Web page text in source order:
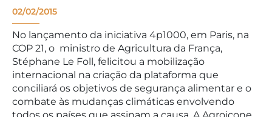
02/02/2015
No lançamento da iniciativa 4p1000, em Paris, na
COP 21, o ministro de Agricultura da França,
Stéphane Le Foll, felicitou a mobilização
internacional na criação da plataforma que
conciliará os objetivos de segurança alimentar e o
combate às mudanças climáticas envolvendo